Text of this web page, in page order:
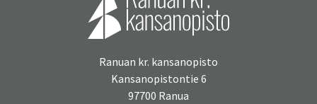
Ranuan kr. kansanopisto
Kansanopistontie 6
97700 Ranua